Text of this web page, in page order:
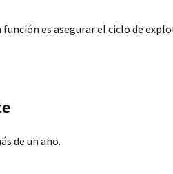
es asegurar el ciclo de
de un año.